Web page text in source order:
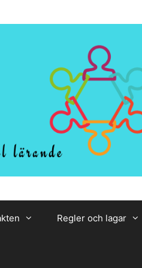
Regler och lagar